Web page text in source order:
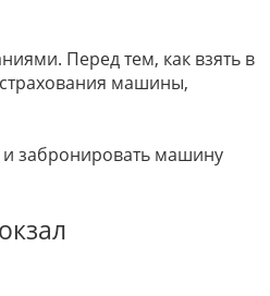
Перед тем, как взять в
машины,
и забронировать машину